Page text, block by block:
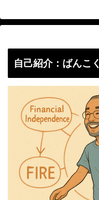
自己紹介：ばんこく